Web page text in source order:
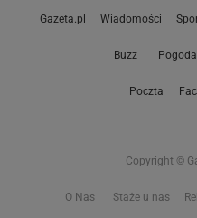
Gazeta.pl Wiadomości
Buzz Pogoda
Poczta
Copyright ©
O Nas Staże u nas